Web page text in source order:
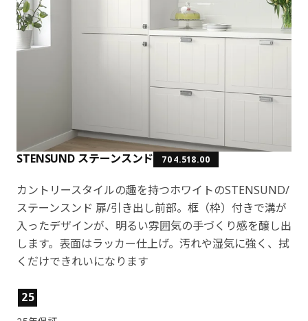
STENSUND ステーンスンド 704.518.00
カントリースタイルの趣を持つホワイトのSTENSUND/
ステーンスンド 扉/引き出し前部。框（枠）付きで溝が
入ったデザインが、明るい雰囲気の手づくり感を醸し出
します。表面はラッカー仕上げ。汚れや湿気に強く、拭
くだけできれいになります
製品の特徴
25